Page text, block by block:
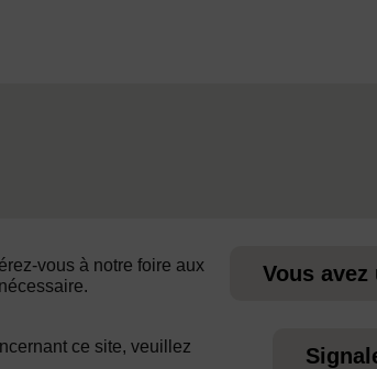
vous à notre foire aux
Vous
ce site, veuillez